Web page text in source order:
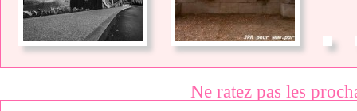
Ne ratez pas les